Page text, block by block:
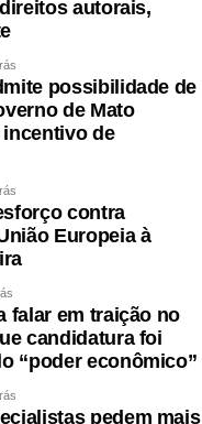
autorais,
possibilidade de
de Mato
de
contra
Europeia à
falar em traição no
candidatura foi
“poder econômico”
pedem mais